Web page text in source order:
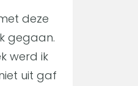
deze
gegaan.
werd ik
uit gaf